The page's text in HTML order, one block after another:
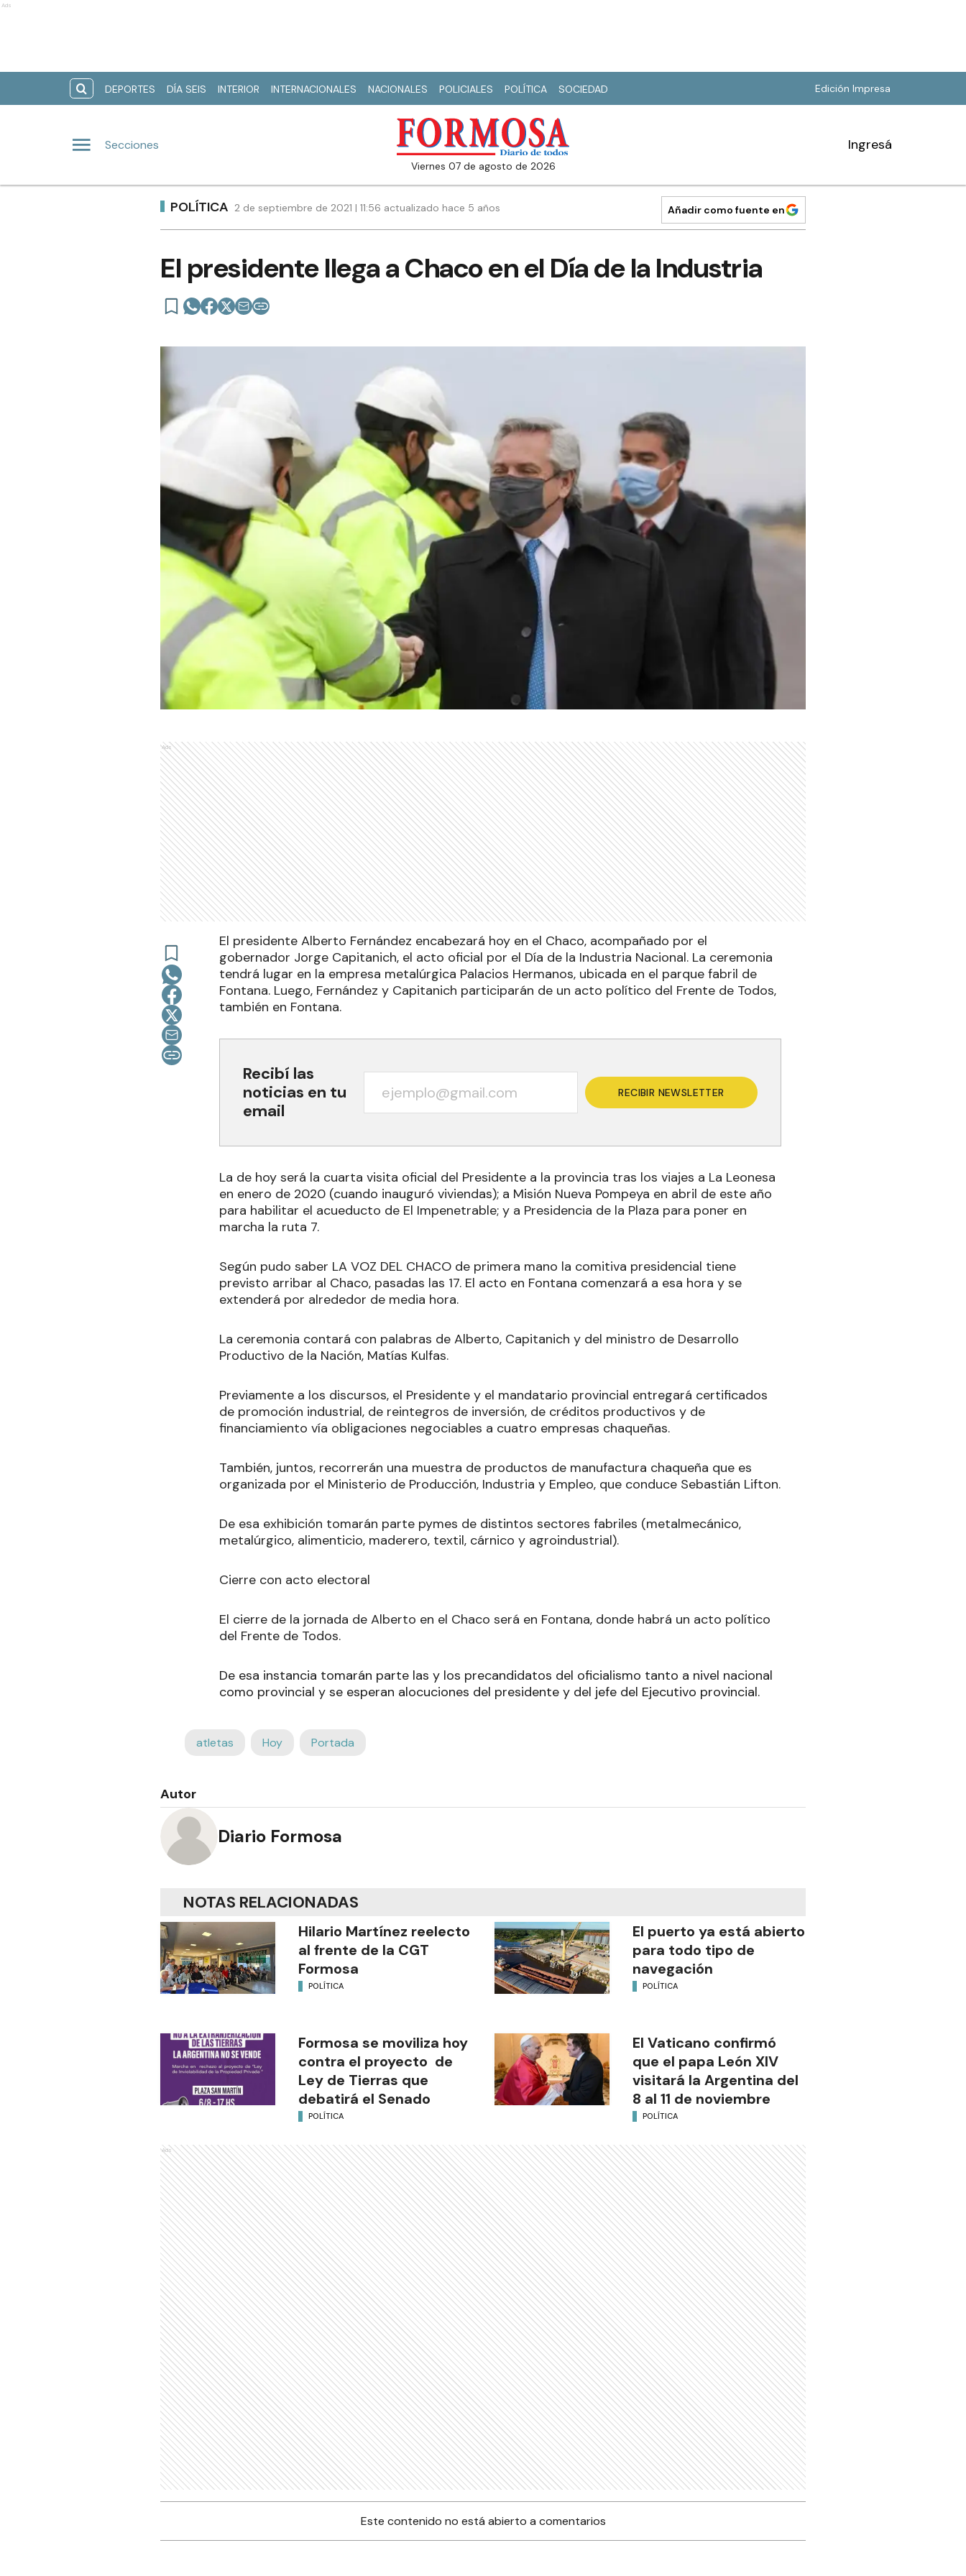
Ads
DEPORTES DÍA SEIS INTERIOR INTERNACIONALES NACIONALES POLICIALES POLÍTICA SOCIEDAD Edición Impresa
Secciones
viernes 07 de agosto de 2026
Ingresá
POLÍTICA 2 de septiembre de 2021 | 11:56 actualizado hace 5 años Añadir como fuente en
El presidente llega a Chaco en el Día de la Industria
Ads
El presidente Alberto Fernández encabezará hoy en el Chaco, acompañado por el
gobernador Jorge Capitanich, el acto oficial por el Día de la Industria Nacional. La ceremonia
tendrá lugar en la empresa metalúrgica Palacios Hermanos, ubicada en el parque fabril de
Fontana. Luego, Fernández y Capitanich participarán de un acto político del Frente de Todos,
también en Fontana.
Recibí las
noticias en tu
email
RECIBIR NEWSLETTER
La de hoy será la cuarta visita oficial del Presidente a la provincia tras los viajes a La Leonesa
en enero de 2020 (cuando inauguró viviendas); a Misión Nueva Pompeya en abril de este año
para habilitar el acueducto de El Impenetrable; y a Presidencia de la Plaza para poner en
marcha la ruta 7.
Según pudo saber LA VOZ DEL CHACO de primera mano la comitiva presidencial tiene
previsto arribar al Chaco, pasadas las 17. El acto en Fontana comenzará a esa hora y se
extenderá por alrededor de media hora.
La ceremonia contará con palabras de Alberto, Capitanich y del ministro de Desarrollo
Productivo de la Nación, Matías Kulfas.
Previamente a los discursos, el Presidente y el mandatario provincial entregará certificados
de promoción industrial, de reintegros de inversión, de créditos productivos y de
financiamiento vía obligaciones negociables a cuatro empresas chaqueñas.
También, juntos, recorrerán una muestra de productos de manufactura chaqueña que es
organizada por el Ministerio de Producción, Industria y Empleo, que conduce Sebastián Lifton.
De esa exhibición tomarán parte pymes de distintos sectores fabriles (metalmecánico,
metalúrgico, alimenticio, maderero, textil, cárnico y agroindustrial).
Cierre con acto electoral
El cierre de la jornada de Alberto en el Chaco será en Fontana, donde habrá un acto político
del Frente de Todos.
De esa instancia tomarán parte las y los precandidatos del oficialismo tanto a nivel nacional
como provincial y se esperan alocuciones del presidente y del jefe del Ejecutivo provincial.
atletas Hoy Portada
Autor
Diario Formosa
NOTAS RELACIONADAS
Hilario Martínez reelecto
al frente de la CGT
Formosa
POLÍTICA
El puerto ya está abierto
para todo tipo de
navegación
POLÍTICA
Formosa se moviliza hoy
contra el proyecto de
Ley de Tierras que
debatirá el Senado
POLÍTICA
El Vaticano confirmó
que el papa León XIV
visitará la Argentina del
8 al 11 de noviembre
POLÍTICA
Ads
Este contenido no está abierto a comentarios